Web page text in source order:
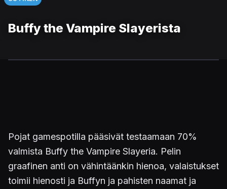
Buffy the Vampire Slayerista
Pojat gamespotilla pääsivät testaamaan 70%
valmista Buffy the Vampire Slayeria. Pelin
graafinen anti on vähintäänkin hienoa, valaistukset
toimii hienosti ja Buffyn ja pahisten naamat ja